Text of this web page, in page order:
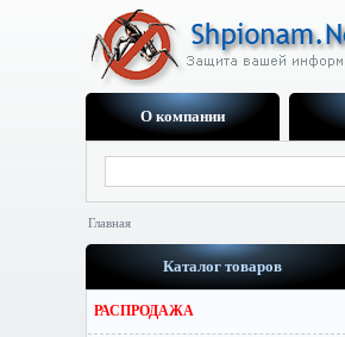
О компании
Главная
Каталог товаров
РАСПРОДАЖА